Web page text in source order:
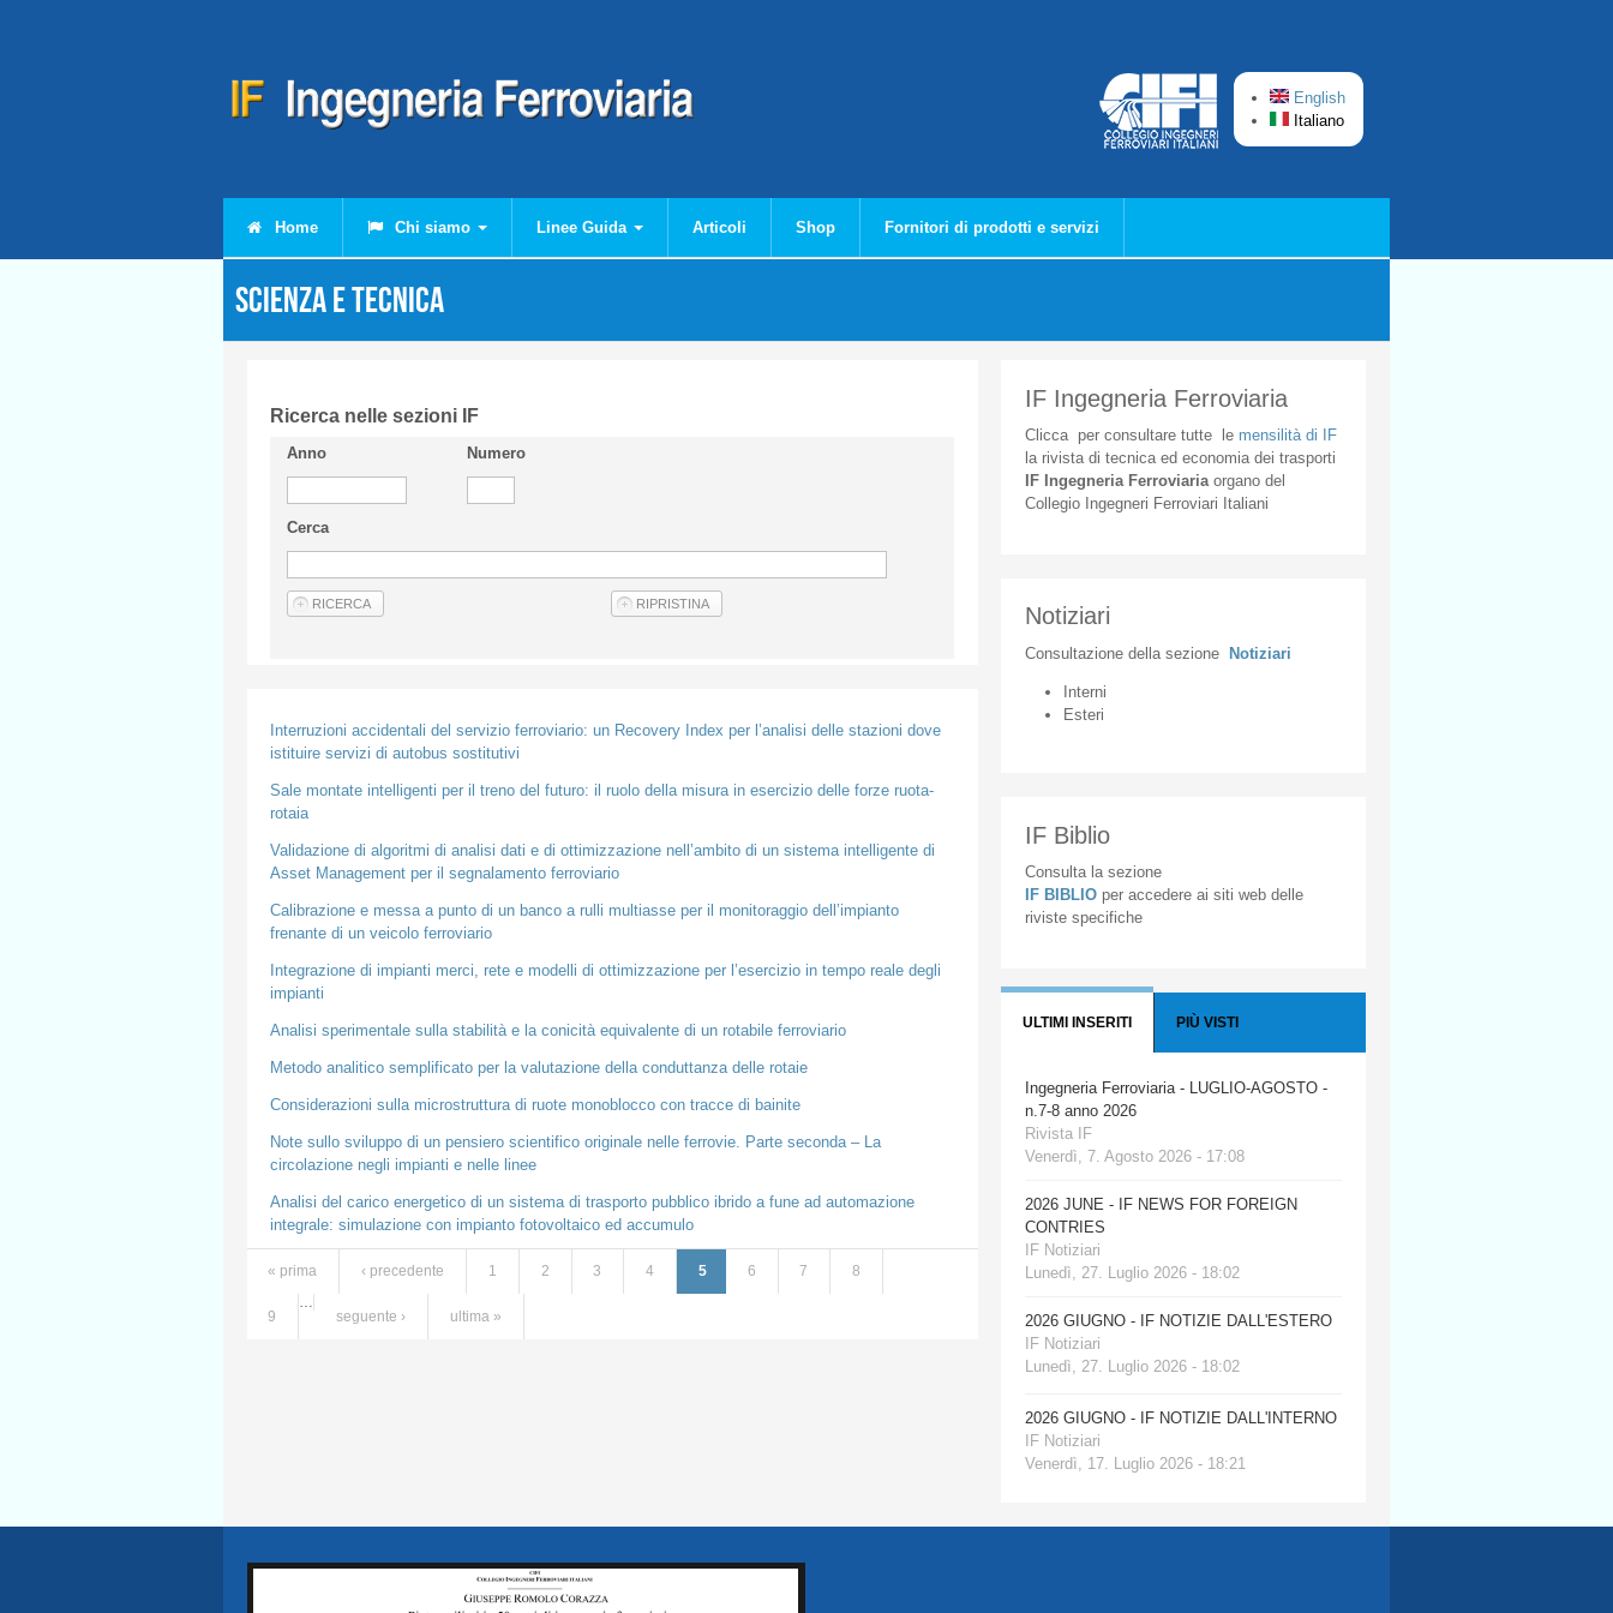
English
Italiano
Home Chi siamo Linee Guida Articoli Shop Fornitori di prodotti e servizi
Scienza e Tecnica
Ricerca nelle sezioni IF
Anno Numero
Cerca
Interruzioni accidentali del servizio ferroviario: un Recovery Index per l’analisi delle stazioni dove
istituire servizi di autobus sostitutivi
Sale montate intelligenti per il treno del futuro: il ruolo della misura in esercizio delle forze ruota-
rotaia
Validazione di algoritmi di analisi dati e di ottimizzazione nell’ambito di un sistema intelligente di
Asset Management per il segnalamento ferroviario
Calibrazione e messa a punto di un banco a rulli multiasse per il monitoraggio dell’impianto
frenante di un veicolo ferroviario
Integrazione di impianti merci, rete e modelli di ottimizzazione per l’esercizio in tempo reale degli
impianti
Analisi sperimentale sulla stabilità e la conicità equivalente di un rotabile ferroviario
Metodo analitico semplificato per la valutazione della conduttanza delle rotaie
Considerazioni sulla microstruttura di ruote monoblocco con tracce di bainite
Note sullo sviluppo di un pensiero scientifico originale nelle ferrovie. Parte seconda – La
circolazione negli impianti e nelle linee
Analisi del carico energetico di un sistema di trasporto pubblico ibrido a fune ad automazione
integrale: simulazione con impianto fotovoltaico ed accumulo
Pagine
« prima ‹ precedente 1 2 3 4 5 6 7 8
9
…
seguente ›
ultima »
IF Ingegneria Ferroviaria
Cliccaper consultare tuttele mensilità di IF
la rivista di tecnica ed economia dei trasporti
IF Ingegneria Ferroviaria organodel
Collegio
Ingegneri Ferroviari Italiani
Notiziari
Consultazione della sezione Notiziari
Interni
Esteri
IF Biblio
Consulta la sezione
IF BIBLIO per accedere ai siti web delle
riviste specifiche
ULTIMI INSERITI PIÙ VISTI
Ingegneria Ferroviaria - LUGLIO-AGOSTO -
n.7-8 anno 2026
Rivista IF
Venerdì, 7. Agosto 2026 - 17:08
2026 JUNE - IF NEWS FOR FOREIGN
CONTRIES
IF Notiziari
Lunedì, 27. Luglio 2026 - 18:02
2026 GIUGNO - IF NOTIZIE DALL'ESTERO
IF Notiziari
Lunedì, 27. Luglio 2026 - 18:02
2026 GIUGNO - IF NOTIZIE DALL'INTERNO
IF Notiziari
Venerdì, 17. Luglio 2026 - 18:21